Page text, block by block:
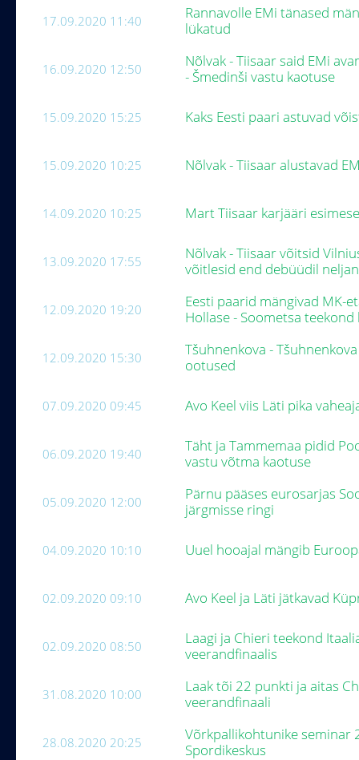
17.09.2020 11:40
Rannavolle EMi tänased
lükatud
16.09.2020 12:50
Nõlvak - Tiisaar said EMi
- Šmedinši vastu kaotuse
15.09.2020 15:25 Kaks Eesti paari astuvad
15.09.2020 10:25 Nõlvak - Tiisaar alustavad
14.09.2020 10:25 Mart Tiisaar karjääri
13.09.2020 17:55
Nõlvak - Tiisaar võitsid
võitlesid end debüüdil
12.09.2020 19:20
Eesti paarid mängivad MK-
Hollase - Soometsa
12.09.2020 15:30
Tšuhnenkova -
ootused
07.09.2020 09:45 Avo Keel viis Läti pika
06.09.2020 19:40
Täht ja Tammemaa pidid
vastu võtma kaotuse
05.09.2020 12:00
Pärnu pääses eurosarjas
järgmisse ringi
04.09.2020 10:10 Uuel hooajal mängib
02.09.2020 09:10 Avo Keel ja Läti jätkavad
02.09.2020 08:50
Laagi ja Chieri teekond
veerandfinaalis
31.08.2020 10:00
Laak tõi 22 punkti ja aitas
veerandfinaali
28.08.2020 20:25
Võrkpallikohtunike seminar
Spordikeskus